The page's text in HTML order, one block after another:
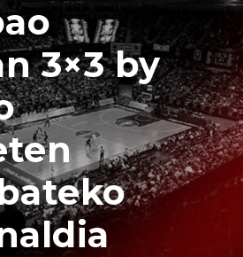
3×3 by